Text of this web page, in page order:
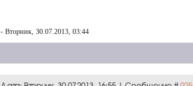
- Вторник, 30.07.2013, 03:44